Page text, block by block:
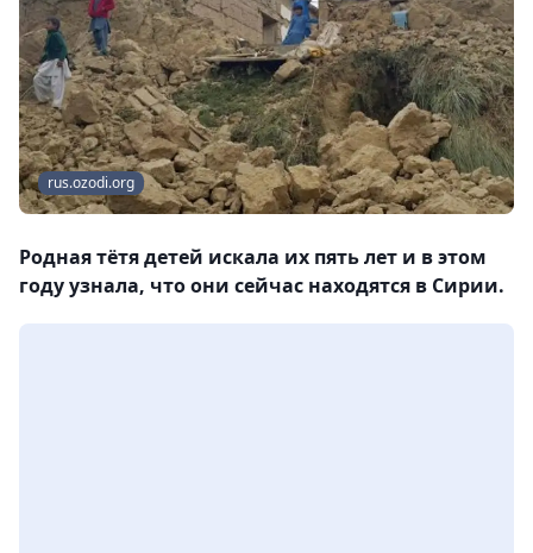
rus.ozodi.org
Родная тётя детей искала их пять лет и в этом
году узнала, что они сейчас находятся в Сирии.